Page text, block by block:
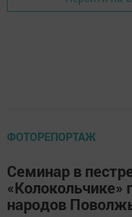
ФОТОРЕПОРТАЖ
Семинар в
«Колокольчике»
народов